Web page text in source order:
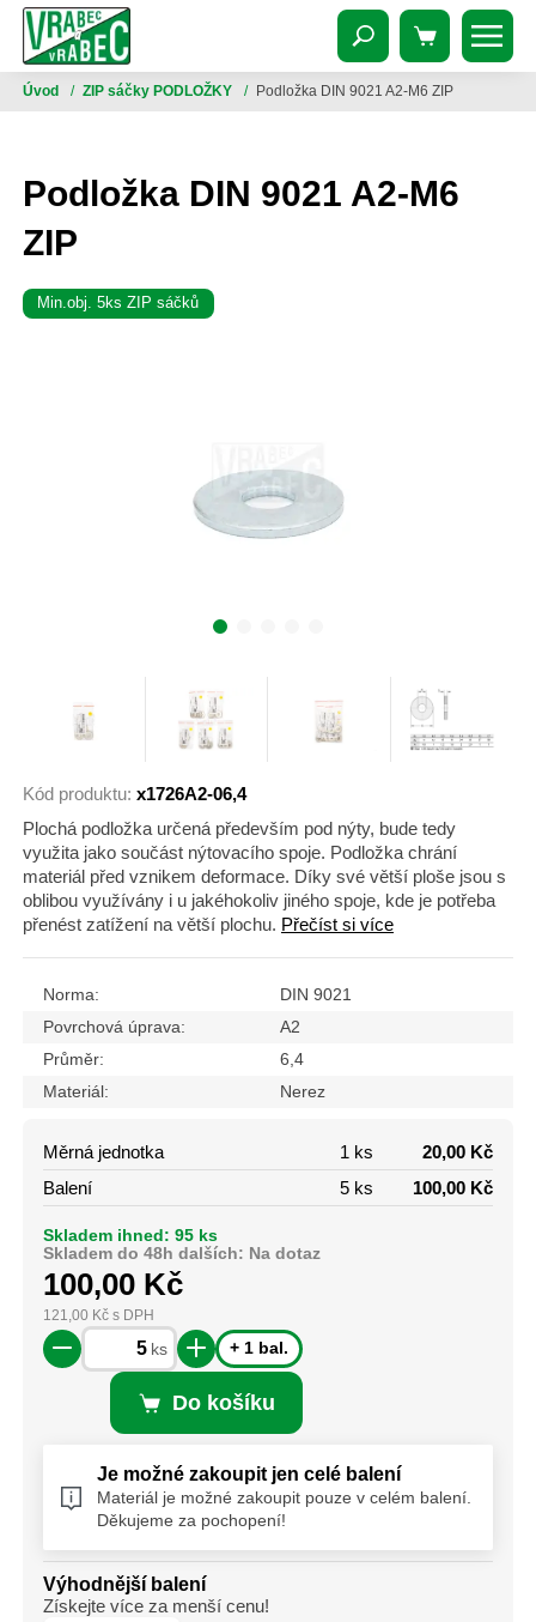
Úvod / ZIP sáčky PODLOŽKY / Podložka DIN 9021 A2-M6 ZIP
Podložka DIN 9021 A2-M6
ZIP
Min.obj. 5ks ZIP sáčků
Kód produktu: x1726A2-06,4
Plochá podložka určená především pod nýty, bude tedy
využita jako součást nýtovacího spoje. Podložka chrání
materiál před vznikem deformace. Díky své větší ploše jsou s
oblibou využívány i u jakéhokoliv jiného spoje, kde je potřeba
přenést zatížení na větší plochu. Přečíst si více
Norma:
DIN 9021
Povrchová úprava:
A2
Průměr:
6,4
Materiál:
Nerez
Měrná jednotka 1 ks
20,00 Kč
Balení
5 ks 100,00 Kč
Skladem ihned: 95 ks
Skladem do 48h dalších: Na dotaz
100,00 Kč
121,00 Kčs DPH
ks + 1 bal.
Do košíku
Je možné zakoupit jen celé balení
Materiál je možné zakoupit pouze v celém balení.
Děkujeme za pochopení!
Výhodnější balení
Získejte více za menší cenu!